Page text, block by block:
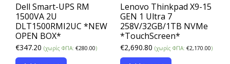
Dell Smart-UPS RM
1500VA 2U
DLT1500RMI2UC *NEW
OPEN BOX*
€347.20 (χωρίς ΦΠΑ: €280.00)
Lenovo Thinkpad X9-15
GEN 1 Ultra 7
258V/32GB/1TB NVMe
*TouchScreen*
€2,690.80 (χωρίς ΦΠΑ: €2,170.00)